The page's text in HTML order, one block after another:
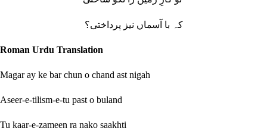
کہ با آسماں نیز پرداختی؟
Roman Urdu Translation
Magar ay ke bar chun o chand ast nigah
Aseer-e-tilism-e-tu past o buland
Tu kaar-e-zameen ra nako saakhti